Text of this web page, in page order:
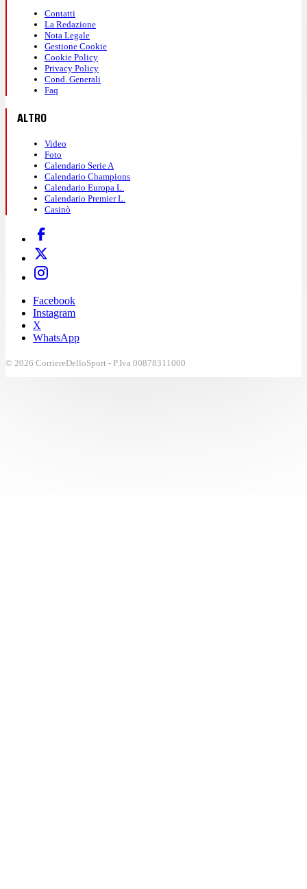
Contatti
La Redazione
Nota Legale
Gestione Cookie
Cookie Policy
Privacy Policy
Cond. Generali
Faq
ALTRO
Video
Foto
Calendario Serie A
Calendario Champions
Calendario Europa L.
Calendario Premier L.
Casinò
Facebook
Instagram
X
WhatsApp
© 2026 CorriereDelloSport - P.Iva 00878311000